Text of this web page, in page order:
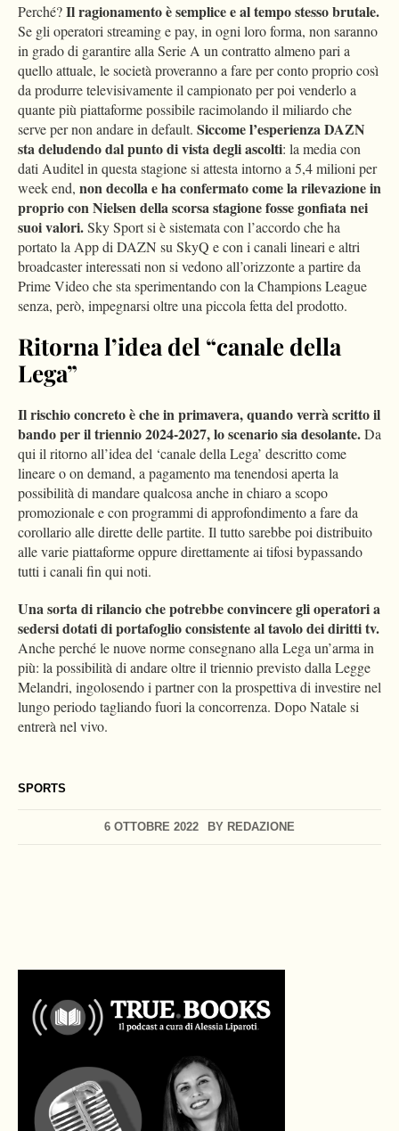
SPORTS
6 OTTOBRE 2022 BY REDAZIONE
Perché?Il ragionamento è semplice e al tempo stesso brutale.
Se gli operatori streaming e pay, in ogni loro forma, non saranno
in grado di garantire alla Serie A un contratto almeno pari a
quello attuale, le società proveranno a fare per conto proprio così
da produrre televisivamente il campionato per poi venderlo a
quante più piattaforme possibile racimolando il miliardo che
serve per non andare in default. Siccome l’esperienza DAZN
sta deludendo dal punto di vista degli ascolti: la media con
dati Auditel in questa stagione si attesta intorno a 5,4 milioni per
week end, non decolla e ha confermato come la rilevazione in
proprio con Nielsen della scorsa stagione fosse gonfiata nei
suoi valori.Sky Sport si è sistemata con l’accordo che ha
portato la App di DAZN su SkyQ e con i canali lineari e altri
broadcaster interessati non si vedono all’orizzonte a partire da
Prime Video che sta sperimentando con la Champions League
senza, però, impegnarsi oltre una piccola fetta del prodotto.
Ritorna l’idea del “canale della
Lega”
Il rischio concreto è che in primavera, quando verrà scritto il
bando per il triennio 2024-2027, lo scenario sia desolante.Da
qui il ritorno all’idea del ‘canale della Lega’ descritto come
lineare o on demand, a pagamento ma tenendosi aperta la
possibilità di mandare qualcosa anche in chiaro a scopo
promozionale e con programmi di approfondimento a fare da
corollario alle dirette delle partite. Il tutto sarebbe poi distribuito
alle varie piattaforme oppure direttamente ai tifosi bypassando
tutti i canali fin qui noti.
Una sorta di rilancio che potrebbe convincere gli operatori a
sedersi dotati di portafoglio consistente al tavolo dei diritti tv.
Anche perché le nuove norme consegnano alla Lega un’arma in
più: la possibilità di andare oltre il triennio previsto dalla Legge
Melandri, ingolosendo i partner con la prospettiva di investire nel
lungo periodo tagliando fuori la concorrenza. Dopo Natale si
entrerà nel vivo.